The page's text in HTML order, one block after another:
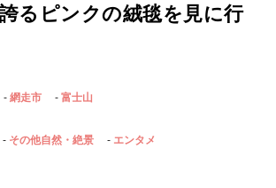
るピンクの絨毯を見に行
網走市 富士山
その他自然・絶景 エンタメ